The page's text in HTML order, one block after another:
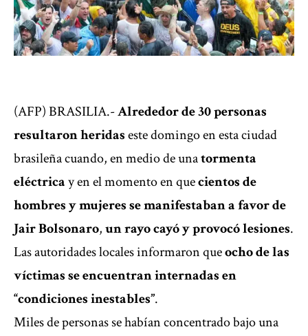
(AFP) BRASILIA.-Alrededor de 30 personas
resultaron heridaseste domingo en esta ciudad
brasileña cuando, en medio de unatormenta
eléctricay en el momento en quecientos de
hombres y mujeres se manifestaban a favor de
Jair Bolsonaro,un rayo cayó y provocó lesiones.
Las autoridades locales informaron queocho de las
víctimas se encuentran internadas en
“condiciones inestables”.
Miles de personas se habían concentrado bajo una